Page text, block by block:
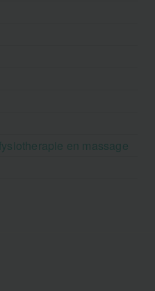
en massage